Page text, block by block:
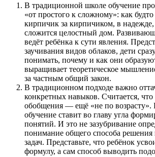
В традиционной школе обучение
«от простого к сложному»: как будто
кирпичик за кирпичиком, в надежде,
сложится целостный дом.
ведёт ребёнка к сути явления.
заучивания видов облаков, дети
понимать, почему и как они
выращивает теоретическое
за частным общий закон.
В традиционном подходе важно
конкретных навыков. Считается, что
обобщения — ещё «не по возрасту».
обучение ставит во главу угла
понятий. И это не зазубривание
понимание общего способа решения
задач. Представьте, что ребёнок
формулу, а сам способ выводить